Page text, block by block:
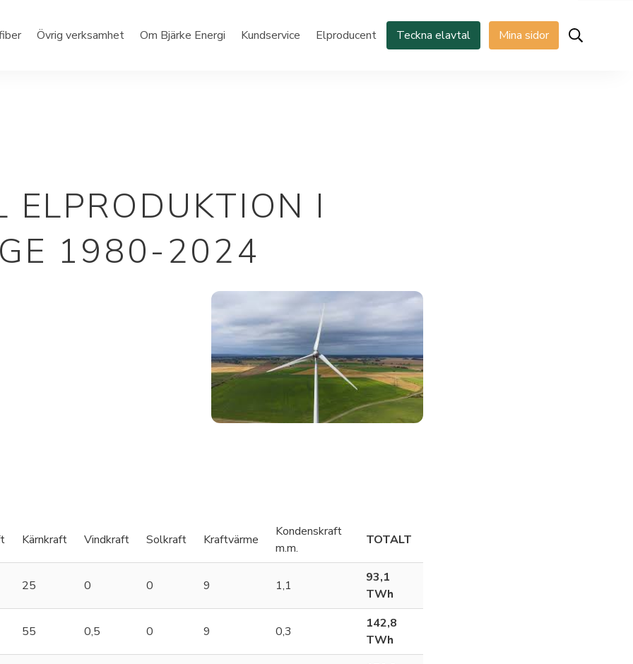
Övrig verksamhet Om Bjärke Energi Kundservice Elproducent Teckna elavtal Mina sidor
ELPRODUKTION I
1980-2024
Kärnkraft Vindkraft Solkraft Kraftvärme
Kondenskraft
m.m.
TOTALT
25 0 0 9 1,1
93,1
TWh
55 0,5 0 9 0,3
142,8
TWh